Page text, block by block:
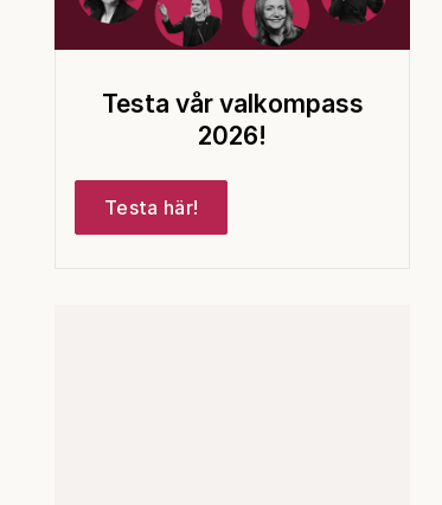
Testa vår valkompass
2026!
Testa här!